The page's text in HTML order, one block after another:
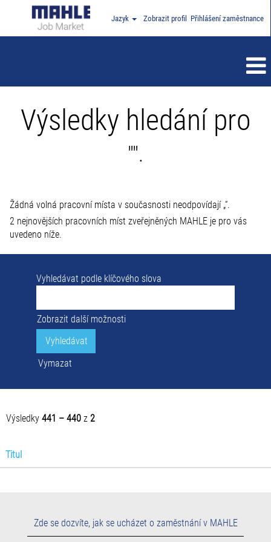
Jazyk Zobrazit profil Přihlášení zaměstnance
Výsledky hledání pro
"".
Žádná volná pracovní místa v současnosti neodpovídají „“.
2 nejnovějších pracovních míst zveřejněných MAHLE je pro vás
uvedeno níže.
Vyhledávat podle klíčového slova
Zobrazit další možnosti
Vymazat
Výsledky 441 – 440 z 2
Titul
Zde se dozvíte, jak se ucházet o zaměstnání v MAHLE